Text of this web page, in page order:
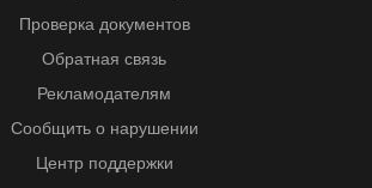
Проверка документов
Обратная связь
Рекламодателям
Сообщить о нарушении
Центр поддержки